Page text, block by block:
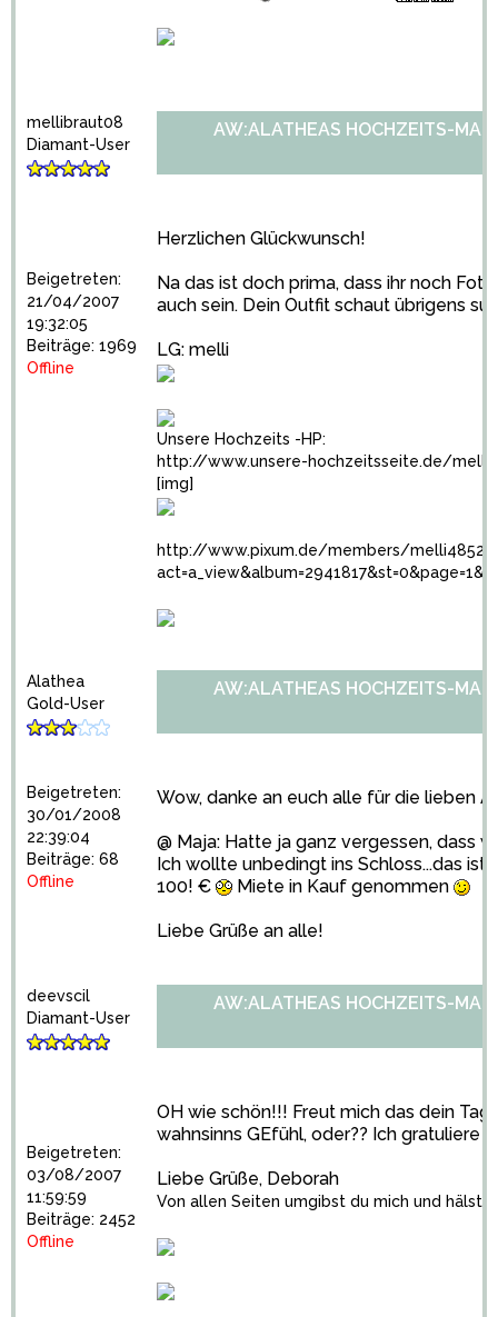
mellibraut08
Diamant-User
Beigetreten:
21/04/2007
19:32:05
Beiträge: 1969
Offline
AW:ALATHEAS HOCHZEITS-
Herzlichen Glückwunsch!
Na das ist doch prima, dass ihr noch
auch sein. Dein Outfit schaut übrigens
LG: melli
Unsere Hochzeits -HP:
http://www.unsere-hochzeitsseite.de/
[img]
http://www.pixum.de/members/
Alathea
Gold-User
Beigetreten:
30/01/2008
22:39:04
Beiträge: 68
Offline
AW:ALATHEAS HOCHZEITS-
Wow, danke an euch alle für die lieben
@ Maja: Hatte ja ganz vergessen, dass
Ich wollte unbedingt ins Schloss...das ist
100! €
Miete in Kauf genommen
Liebe Grüße an alle!
deevscil
Diamant-User
Beigetreten:
03/08/2007
11:59:59
Beiträge: 2452
Offline
AW:ALATHEAS HOCHZEITS-
OH wie schön!!! Freut mich das dein
wahnsinns GEfühl, oder?? Ich gratuliere
Liebe Grüße, Deborah
Von allen Seiten umgibst du mich und hälst